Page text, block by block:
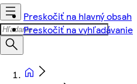
Preskočiť na hlavný obsah
Preskočiť na vyhľadávanie